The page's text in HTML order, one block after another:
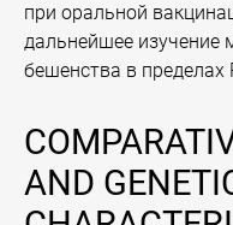
при оральной
дальнейшее изучение
бешенства в
AND